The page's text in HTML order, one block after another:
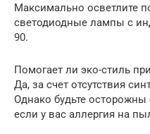
Максимально осветлите
светодиодные лампы с
90.
Помогает ли эко-стиль
Да, за счет отсутствия
Однако будьте
если у вас аллергия на